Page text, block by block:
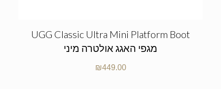
UGG Classic Ultra Mini Platform Boot
מגפי האגג אולטרה מיני
₪449.00